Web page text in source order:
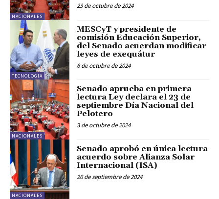
NACIONALES
23 de octubre de 2024
TECNOLOGIA
MESCyT y presidente de
comisión Educación Superior,
del Senado acuerdan modificar
leyes de exequátur
6 de octubre de 2024
NACIONALES
Senado aprueba en primera
lectura Ley declara el 23 de
septiembre Día Nacional del
Pelotero
3 de octubre de 2024
NACIONALES
Senado aprobó en única lectura
acuerdo sobre Alianza Solar
Internacional (ISA)
26 de septiembre de 2024